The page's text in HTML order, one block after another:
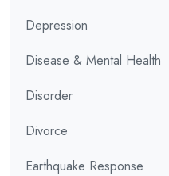
Depression
Disease & Mental Health
Disorder
Divorce
Earthquake Response